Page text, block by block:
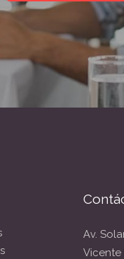
Av.
Vicente